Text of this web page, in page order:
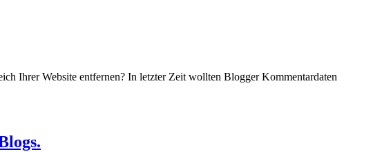
Ihrer Website entfernen? In letzter Zeit wollten Blogger Kommentardaten